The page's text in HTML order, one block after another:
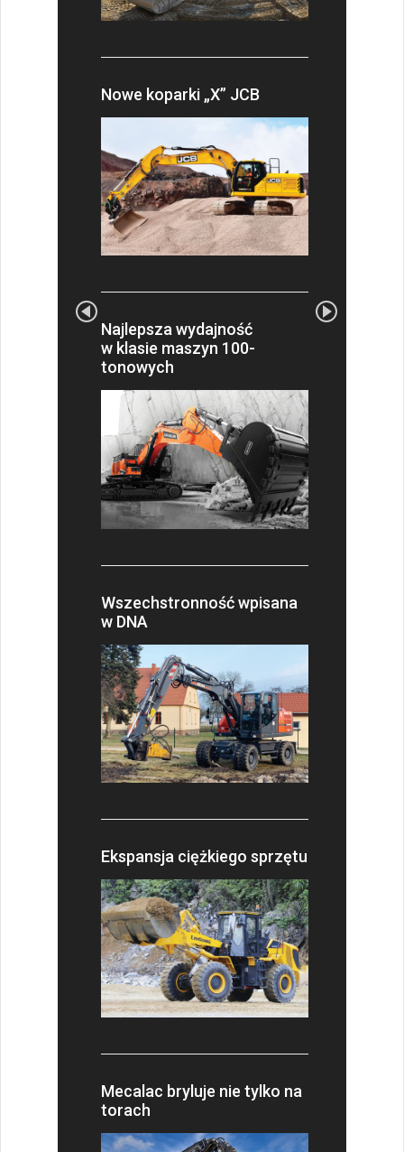
Nowe koparki „X” JCB
Najlepsza wydajność
w klasie maszyn 100-
tonowych
Wszechstronność wpisana
w DNA
Ekspansja ciężkiego sprzętu
Mecalac bryluje nie tylko na
torach